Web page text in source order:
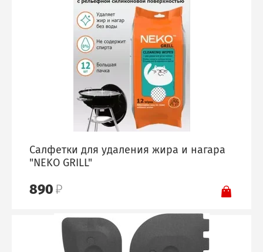
Салфетки для удаления жира и нагара
"NEKO GRILL"
890